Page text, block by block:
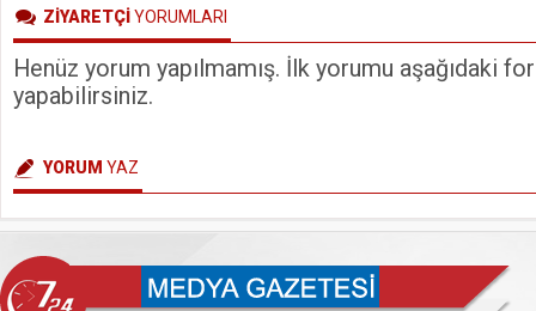
ZİYARETÇİYORUMLARI
Henüz yorum yapılmamış. İlk yorumu aşağıdaki
yapabilirsiniz.
YORUM YAZ